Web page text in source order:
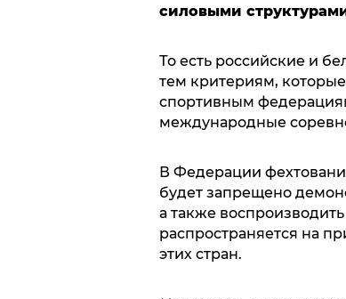
силовыми
То есть российские и
тем критериям,
спортивным
международные
В Федерации
будет запрещено
а также
распространяется на
этих стран.